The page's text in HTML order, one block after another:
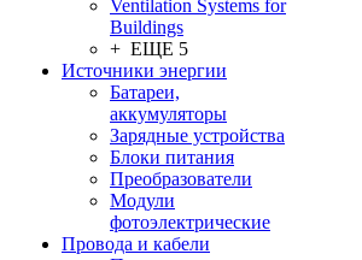
Ventilation Systems for
Buildings
+ ЕЩЕ 5
Источники энергии
Батареи,
аккумуляторы
Зарядные устройства
Блоки питания
Преобразователи
Модули
фотоэлектрические
Провода и кабели